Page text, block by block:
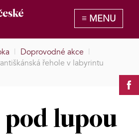
| Doprovodné akce |
řehole v labyrintu
pod lupou